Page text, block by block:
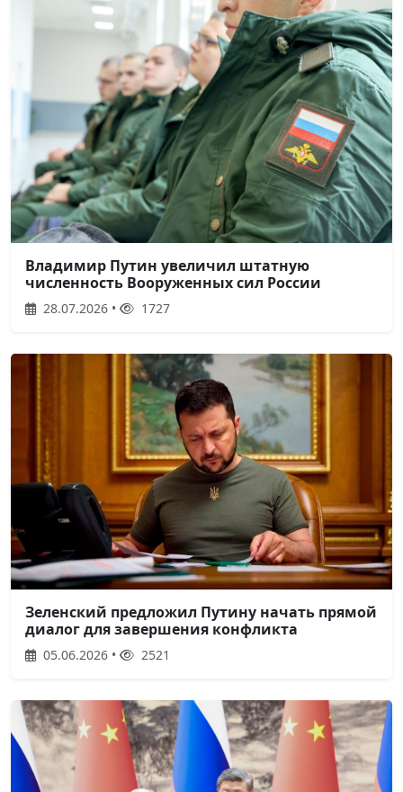
Владимир Путин увеличил штатную
численность Вооруженных сил России
28.07.2026 • 1727
Зеленский предложил Путину начать прямой
диалог для завершения конфликта
05.06.2026 • 2521